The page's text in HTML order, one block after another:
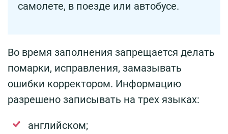
самолете, в поезде или автобусе.
Во время заполнения запрещается делать
помарки, исправления, замазывать
ошибки корректором. Информацию
разрешено записывать на трех языках:
английском;